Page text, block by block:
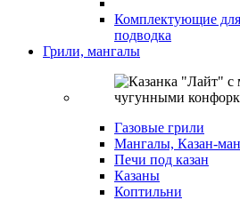
Комплектующие для
подводка
Грили, мангалы
Газовые грили
Мангалы, Казан-
Печи под казан
Казаны
Коптильни